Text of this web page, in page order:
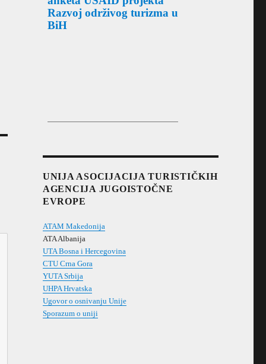
Razvoj održivog turizma u
BiH
UNIJA ASOCIJACIJA TURISTIČKIH
AGENCIJA JUGOISTOČNE
EVROPE
ATAM Makedonija
ATA Albanija
UTA Bosna i Hercegovina
CTU Crna Gora
YUTA Srbija
UHPA Hrvatska
Ugovor o osnivanju Unije
Sporazum o uniji